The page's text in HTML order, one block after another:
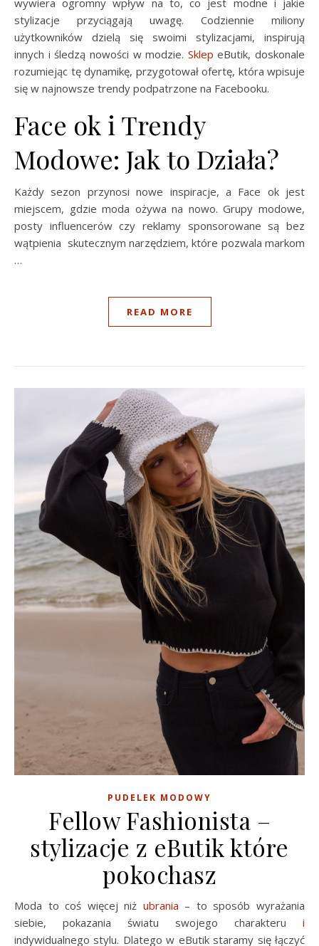
stylizacje przyciągają uwagę. Codziennie miliony
użytkowników dzielą się swoimi stylizacjami, inspirują
innych i śledzą nowości w modzie. Sklep eButik, doskonale
rozumiejąc tę dynamikę, przygotował ofertę, która wpisuje
się w najnowsze trendy podpatrzone na Facebooku.
Face ok i Trendy
Modowe: Jak to Działa?
Każdy sezon przynosi nowe inspiracje, a Face ok jest
miejscem, gdzie moda ożywa na nowo. Grupy modowe,
posty influencerów czy reklamy sponsorowane są bez
wątpienia skutecznym narzędziem, które pozwala markom
…
READ MORE
PUDELEK MODOWY
Fellow Fashionista –
stylizacje z eButik które
pokochasz
Moda to coś więcej niż ubrania – to sposób wyrażania
siebie, pokazania światu swojego charakteru i
indywidualnego stylu. Dlatego w eButik staramy się łączyć